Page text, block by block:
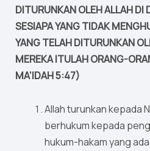
DITURUNKAN OLEH ALLAH DI
SESIAPA YANG TIDAK
YANG TELAH DITURUNKAN
MEREKA ITULAH ORANG-
MA’IDAH 5:47)
Allah turunkan kepada
berhukum kepada
hukum-hakam yang